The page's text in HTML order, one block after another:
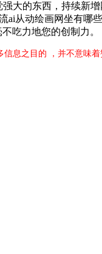
大的东西，持续
从动绘画网坐有
吃力地您的创制力。
息之目的 ，并不意味